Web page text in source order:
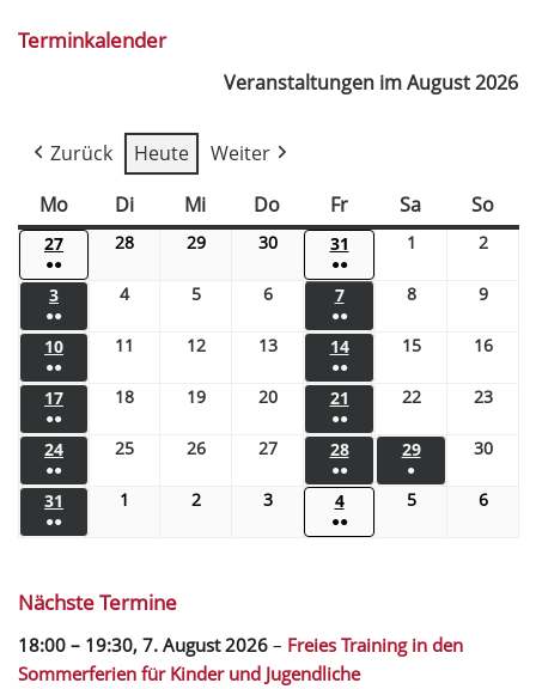
Terminkalender
Veranstaltungen im August 2026
Zurück Heute
Weiter
Mo
Di Mi Do Fr Sa So
27
●●
28 29 30 31
●●
1 2
3
●●
4 5 6 7
●●
8 9
10
●●
11 12 13 14
●●
15 16
17
●●
18 19 20 21
●●
22 23
24
●●
25 26 27 28
●●
29
●
30
31
●●
1 2 3 4
●●
5 6
Nächste Termine
18:00 – 19:30, 7. August 2026 – Freies Training in den
Sommerferien für Kinder und Jugendliche